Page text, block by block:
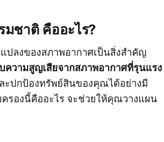
ชาติ คืออะไร?
ปลงของสภาพอากาศเป็นสิ่งสำคัญ
ความสูญเสียจากสภาพอากาศที่รุนแรง
ะปกป้องทรัพย์สินของคุณได้อย่างมี
รองนี้คืออะไร จะช่วยให้คุณวางแผน